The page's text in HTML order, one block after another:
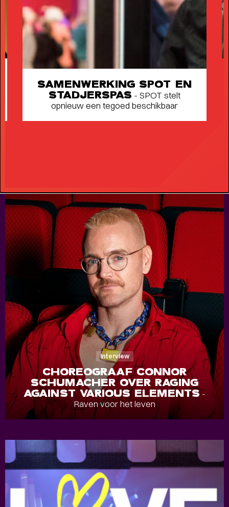
Interview
CHOREOGRAAF CONNOR
SCHUMACHER OVER RAGING
AGAINST VARIOUS ELEMENTS-
Raven voor het leven
SAMENWERKING SPOT EN
STADJERSPAS - SPOT stelt
opnieuw een tegoed beschikbaar